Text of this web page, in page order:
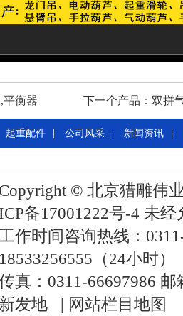
平衡器 下一个产品： 双拼
起重配件 公司风采 新闻资讯
Copyright © 北京猎雕伟
ICP备17001222号-4 未经
作时间咨询热线：
18533256555（24小时）
真：0311-66697986
新发地 | 网站栏目地图